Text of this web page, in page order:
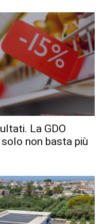
La GDO
non basta più